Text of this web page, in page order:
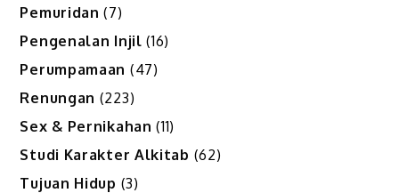
Pemuridan (7)
Pengenalan Injil (16)
Perumpamaan (47)
Renungan (223)
Sex & Pernikahan (11)
Studi Karakter Alkitab (62)
Tujuan Hidup (3)